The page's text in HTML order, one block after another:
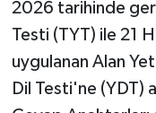
2026 tarihinde
Testi (TYT) ile 21
uygulanan Alan
Dil Testi'ne (YDT)